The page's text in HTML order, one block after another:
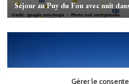
Gérer le
Séjour au Puy du Fou avec nuit